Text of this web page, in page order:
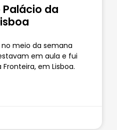
da
meio da semana
em aula e fui
em Lisboa.